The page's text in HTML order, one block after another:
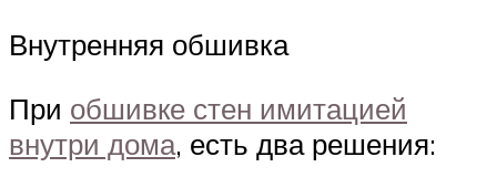
Внутренняя обшивка
При обшивке стен имитацией
внутри дома, есть два решения: